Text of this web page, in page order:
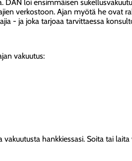
loi ensimmäisen
verkostoon. Ajan myötä he ovat
- ja joka tarjoaa tarvittaessa
vakuutus:
hankkiessasi. Soita tai laita